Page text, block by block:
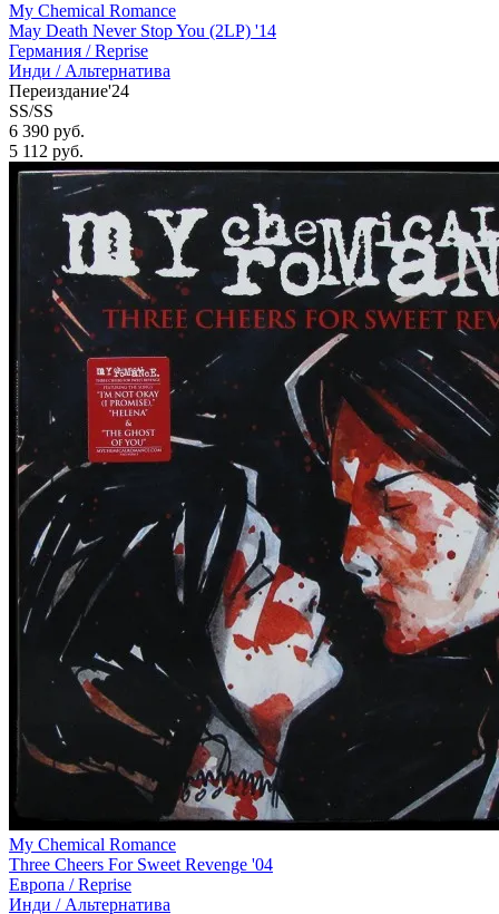
My Chemical Romance
May Death Never Stop You (2LP) '14
Германия /Reprise
Инди / Альтернатива
Переиздание'24
SS/SS
6 390 руб.
5 112 руб.
My Chemical Romance
Three Cheers For Sweet Revenge '04
Европа /Reprise
Инди / Альтернатива